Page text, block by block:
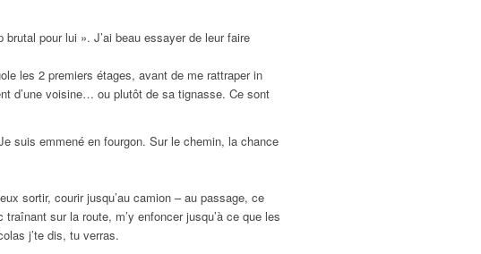
pour lui ». J’ai beau essayer de leur faire
les 2 premiers étages, avant de me rattraper in
d’une voisine… ou plutôt de sa tignasse. Ce sont
suis emmené en fourgon. Sur le chemin, la chance
sortir, courir jusqu’au camion – au passage, ce
sur la route, m’y enfoncer jusqu’à ce que les
j’te dis, tu verras.